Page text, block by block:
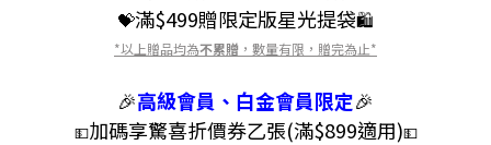
💝滿$499贈限定版星光提袋🛍️
*以上贈品均為不累贈 ，數量有限，贈完為止*
🎉高級會員、白金會員限定🎉
💵加碼享驚喜折價券乙張(滿$899適用)💵